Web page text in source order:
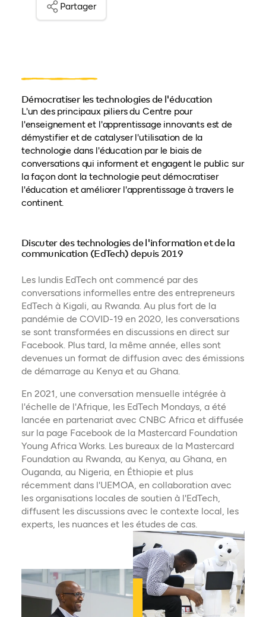
Partager
Démocratiser les technologies de l'éducation
L'un des principaux piliers du Centre pour
l'enseignement et l'apprentissage innovants est de
démystifier et de catalyser l'utilisation de la
technologie dans l'éducation par le biais de
conversations qui informent et engagent le public sur
la façon dont la technologie peut démocratiser
l'éducation et améliorer l'apprentissage à travers le
continent.
Discuter des technologies de l'information et de la
communication (EdTech) depuis 2019
Les lundis EdTech ont commencé par des
conversations informelles entre des entrepreneurs
EdTech à Kigali, au Rwanda. Au plus fort de la
pandémie de COVID-19 en 2020, les conversations
se sont transformées en discussions en direct sur
Facebook. Plus tard, la même année, elles sont
devenues un format de diffusion avec des émissions
de démarrage au Kenya et au Ghana.
En 2021, une conversation mensuelle intégrée à
l'échelle de l'Afrique, les EdTech Mondays, a été
lancée en partenariat avec CNBC Africa et diffusée
sur la page Facebook de la Mastercard Foundation
Young Africa Works. Les bureaux de la Mastercard
Foundation au Rwanda, au Kenya, au Ghana, en
Ouganda, au Nigeria, en Éthiopie et plus
récemment dans l'UEMOA, en collaboration avec
les organisations locales de soutien à l'EdTech,
diffusent les discussions avec le contexte local, les
experts, les nuances et les études de cas.